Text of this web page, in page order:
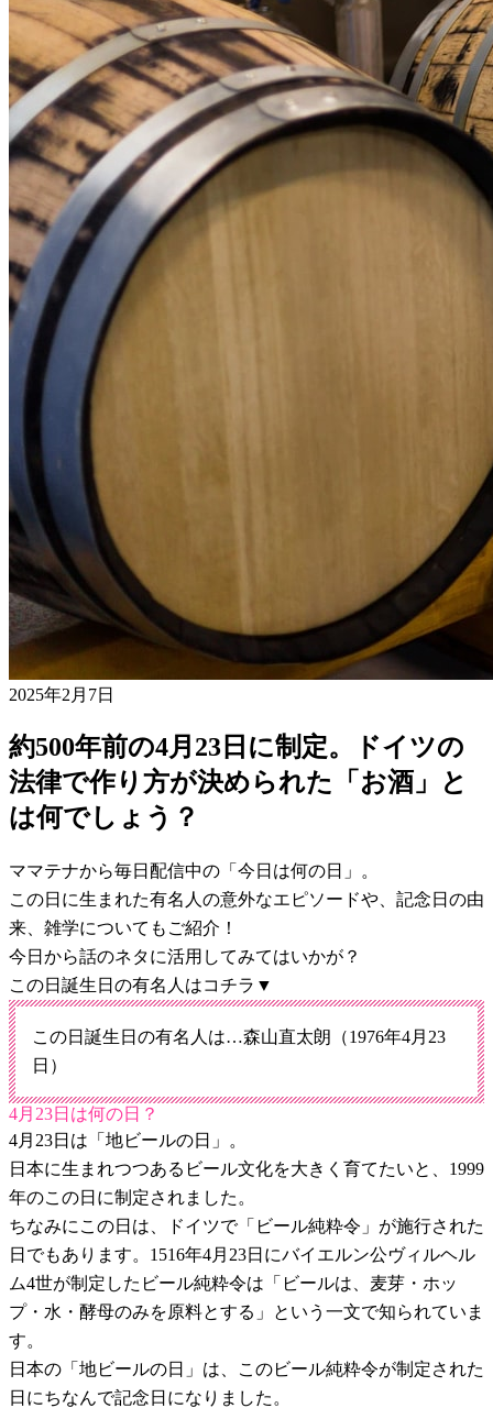
2025年2月7日
約500年前の4月23日に制定。ドイツの
法律で作り方が決められた「お酒」と
は何でしょう？
ママテナから毎日配信中の「今日は何の日」。
この日に生まれた有名人の意外なエピソードや、記念日の由
来、雑学についてもご紹介！
今日から話のネタに活用してみてはいかが？
この日誕生日の有名人はコチラ▼
この日誕生日の有名人は…森山直太朗（1976年4月23
日）
4月23日は何の日？
4月23日は「地ビールの日」。
日本に生まれつつあるビール文化を大きく育てたいと、1999
年のこの日に制定されました。
ちなみにこの日は、ドイツで「ビール純粋令」が施行された
日でもあります。1516年4月23日にバイエルン公ヴィルヘル
ム4世が制定したビール純粋令は「ビールは、麦芽・ホッ
プ・水・酵母のみを原料とする」という一文で知られていま
す。
日本の「地ビールの日」は、このビール純粋令が制定された
日にちなんで記念日になりました。